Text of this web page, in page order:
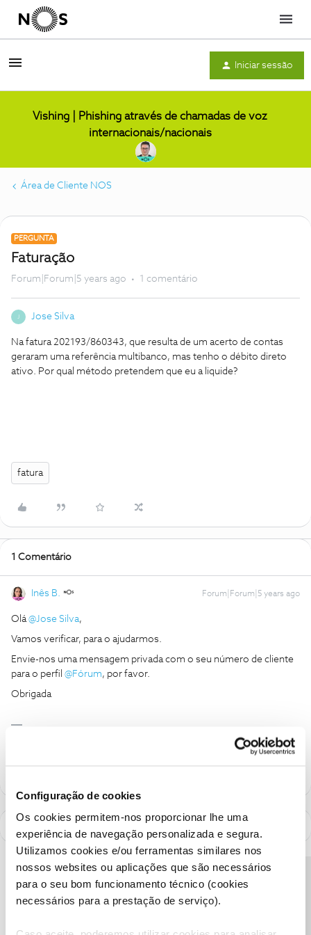
Configuração de cookies
Os cookies permitem-nos proporcionar lhe uma
experiência de navegação personalizada e segura.
Utilizamos cookies e/ou ferramentas similares nos
nossos websites ou aplicações que são necessários
para o seu bom funcionamento técnico (cookies
necessários para a prestação de serviço).
Menu
Iniciar sessão
Vishing | Phishing através de chamadas de voz
internacionais/nacionais
Área de Cliente NOS
PERGUNTA
Faturação
Forum|Forum|5 years ago 1 comentário
Jose Silva
Na fatura 202193/860343, que resulta de um acerto de contas
geraram uma referência multibanco, mas tenho o débito direto
ativo. Por qual método pretendem que eu a liquide?
fatura
1 Comentário
Inês B. Forum|Forum|5 years ago
Olá@Jose Silva,
Vamos verificar, para o ajudarmos.
Envie-nos uma mensagem privada com o seu número de cliente
para o perfil @Fórum, por favor.
Obrigada
Ajude a comunidade a encontrar informação relevante. Marque
como "Melhor Resposta" e faça "Like" nos melhores comentários.